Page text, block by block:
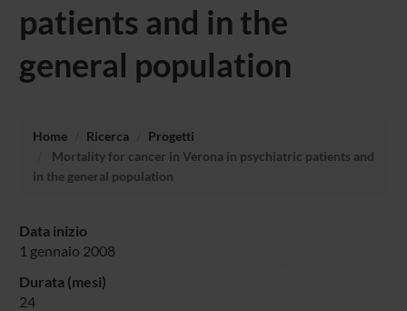
patients and in the
general population
Home Ricerca
Progetti
Mortality for cancer in Verona in psychiatric patients and
in the general population
Data inizio
1 gennaio 2008
Durata (mesi)
24